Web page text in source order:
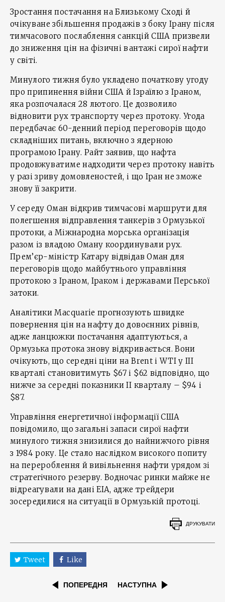
Зростання постачання на Близькому Сході й
очікуване збільшення продажів з боку Ірану після
тимчасового послаблення санкцій США призвели
до зниження цін на фізичні вантажі сирої нафти
у світі.
Минулого тижня було укладено початкову угоду
про припинення війни США й Ізраїлю з Іраном,
яка розпочалася 28 лютого. Це дозволило
відновити рух транспорту через протоку. Угода
передбачає 60-денний період переговорів щодо
складніших питань, включно з ядерною
програмою Ірану. Райт заявив, що нафта
продовжуватиме надходити через протоку навіть
у разі зриву домовленостей, і що Іран не зможе
знову її закрити.
У середу Оман відкрив тимчасові маршрути для
полегшення відправлення танкерів з Ормузької
протоки, а Міжнародна морська організація
разом із владою Оману координували рух.
Прем’єр-міністр Катару відвідав Оман для
переговорів щодо майбутнього управління
протокою з Іраном, Іраком і державами Перської
затоки.
Аналітики Macquarie прогнозують швидке
повернення цін на нафту до довоєнних рівнів,
адже ланцюжки постачання адаптуються, а
Ормузька протока знову відкривається. Вони
очікують, що середні ціни на Brent і WTI у ІІІ
кварталі становитимуть $67 і $62 відповідно, що
нижче за середні показники ІІ кварталу – $94 і
$87.
Управління енергетичної інформації США
повідомило, що загальні запаси сирої нафти
минулого тижня знизилися до найнижчого рівня
з 1984 року. Це стало наслідком високого попиту
на перероблення й вивільнення нафти урядом зі
стратегічного резерву. Водночас ринки майже не
відреагували на дані EIA, адже трейдери
зосередилися на ситуації в Ормузькій протоці.
ДРУКУВАТИ
Tweet Like
ПОПЕРЕДНЯ НАСТУПНА